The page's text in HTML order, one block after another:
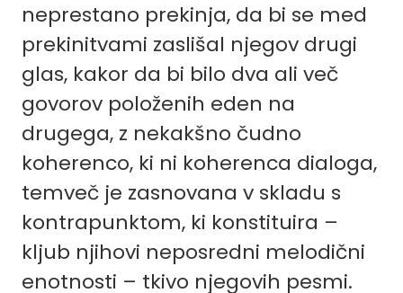
neprestano prekinja, da bi se med
prekinitvami zaslišal njegov drugi
glas, kakor da bi bilo dva ali več
govorov položenih eden na
drugega, z nekakšno čudno
koherenco, ki ni koherenca dialoga,
temveč je zasnovana v skladu s
kontrapunktom, ki konstituira –
kljub njihovi neposredni melodični
enotnosti – tkivo njegovih pesmi.